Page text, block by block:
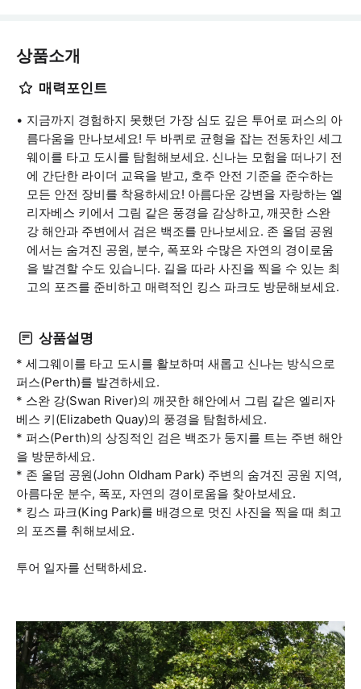
상품소개
매력포인트
지금까지 경험하지 못했던 가장 심도 깊은 투어로 퍼스의 아
름다움을 만나보세요! 두 바퀴로 균형을 잡는 전동차인 세그
웨이를 타고 도시를 탐험해보세요. 신나는 모험을 떠나기 전
에 간단한 라이더 교육을 받고, 호주 안전 기준을 준수하는
모든 안전 장비를 착용하세요! 아름다운 강변을 자랑하는 엘
리자베스 키에서 그림 같은 풍경을 감상하고, 깨끗한 스완
강 해안과 주변에서 검은 백조를 만나보세요. 존 올덤 공원
에서는 숨겨진 공원, 분수, 폭포와 수많은 자연의 경이로움
을 발견할 수도 있습니다. 길을 따라 사진을 찍을 수 있는 최
고의 포즈를 준비하고 매력적인 킹스 파크도 방문해보세요.
상품설명
* 세그웨이를 타고 도시를 활보하며 새롭고 신나는 방식으로
퍼스(Perth)를 발견하세요.
* 스완 강(Swan River)의 깨끗한 해안에서 그림 같은 엘리자
베스 키(Elizabeth Quay)의 풍경을 탐험하세요.
* 퍼스(Perth)의 상징적인 검은 백조가 둥지를 트는 주변 해안
을 방문하세요.
* 존 올덤 공원(John Oldham Park) 주변의 숨겨진 공원 지역,
아름다운 분수, 폭포, 자연의 경이로움을 찾아보세요.
* 킹스 파크(King Park)를 배경으로 멋진 사진을 찍을 때 최고
의 포즈를 취해보세요.
투어 일자를 선택하세요.